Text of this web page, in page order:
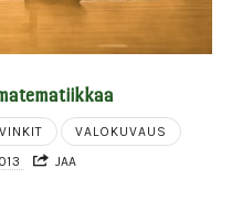
VALOKUVAUS
JAA